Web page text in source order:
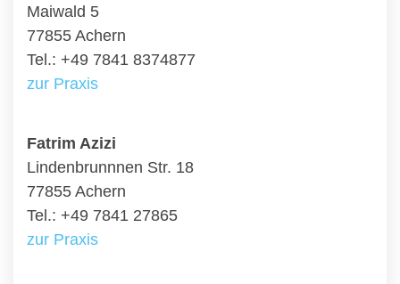
Maiwald 5
77855 Achern
Tel.: +49 7841 8374877
zur Praxis
Fatrim Azizi
Lindenbrunnnen Str. 18
77855 Achern
Tel.: +49 7841 27865
zur Praxis